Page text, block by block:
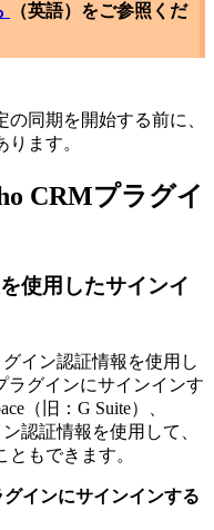
（英語）をご参照くだ
同期を開始する前に、
ます。
CRMプラグイ
使用したサインイ
イン認証情報を使用し
ラグインにサインインす
（旧：G Suite）、
認証情報を使用して、
もできます。
インにサインインする